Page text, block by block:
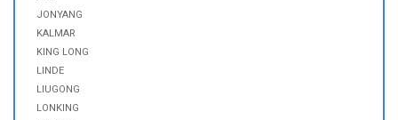
JONYANG
KALMAR
KING LONG
LINDE
LIUGONG
LONKING